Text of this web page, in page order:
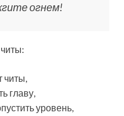
огнем!
читы,
главу,
уровень,